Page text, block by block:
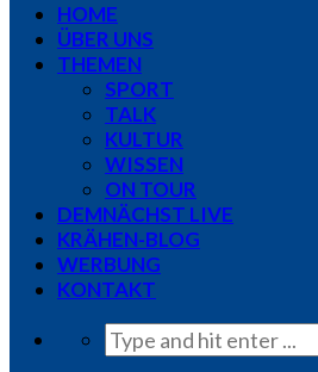
HOME
ÜBER UNS
THEMEN
SPORT
TALK
KULTUR
WISSEN
ON TOUR
DEMNÄCHST LIVE
KRÄHEN-BLOG
WERBUNG
KONTAKT